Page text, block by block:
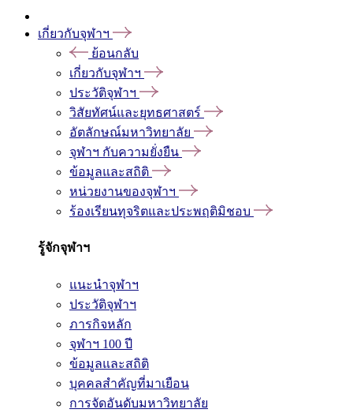
เกี่ยวกับจุฬาฯ
ย้อนกลับ
เกี่ยวกับจุฬาฯ
ประวัติจุฬาฯ
วิสัยทัศน์และยุทธศาสตร์
อัตลักษณ์มหาวิทยาลัย
จุฬาฯ กับความยั่งยืน
ข้อมูลและสถิติ
หน่วยงานของจุฬาฯ
ร้องเรียนทุจริตและประพฤติมิชอบ
รู้จักจุฬาฯ
แนะนำจุฬาฯ
ประวัติจุฬาฯ
ภารกิจหลัก
จุฬาฯ 100 ปี
ข้อมูลและสถิติ
บุคคลสำคัญที่มาเยือน
การจัดอันดับมหาวิทยาลัย